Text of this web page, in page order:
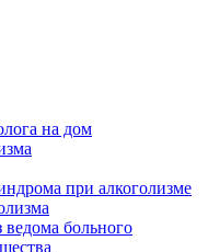
на дом
при алкоголизме
ведома больного